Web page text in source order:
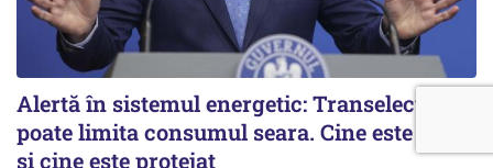
Alertă în sistemul energetic: Transelectrica
poate limita consumul seara. Cine este vizat
și cine este protejat